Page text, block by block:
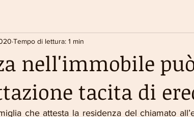
nell'immobile
tacita di
Tempo di lettura: 1 min
che attesta la residenza del chiamato